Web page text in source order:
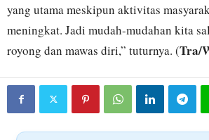
yang utama meskipun aktivitas
meningkat. Jadi mudah-mudahan kita
royong dan mawas diri,” tuturnya. (Tra/